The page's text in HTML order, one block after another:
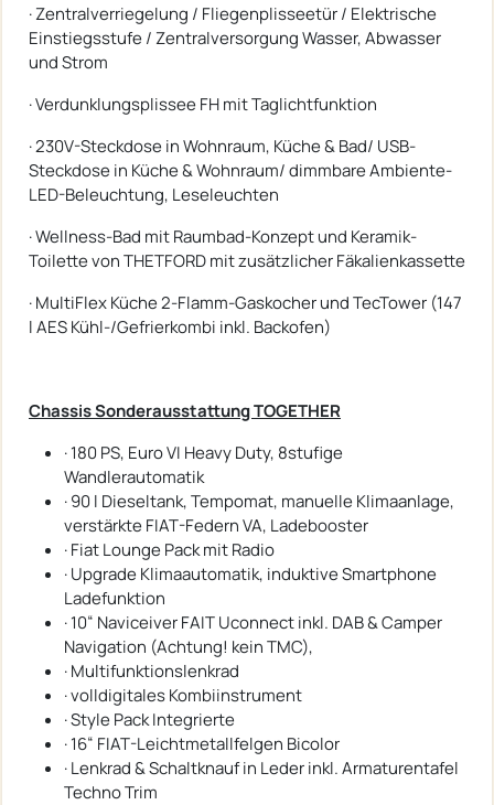
· Zentralverriegelung / Fliegenplisseetür / Elektrische
Einstiegsstufe / Zentralversorgung Wasser, Abwasser
und Strom
· Verdunklungsplissee FH mit Taglichtfunktion
· 230V-Steckdose in Wohnraum, Küche & Bad/ USB-
Steckdose in Küche & Wohnraum/ dimmbare Ambiente-
LED-Beleuchtung, Leseleuchten
· Wellness-Bad mit Raumbad-Konzept und Keramik-
Toilette von THETFORD mit zusätzlicher Fäkalienkassette
· MultiFlex Küche 2-Flamm-Gaskocher und TecTower (147
l AES Kühl-/Gefrierkombi inkl. Backofen)
Chassis Sonderausstattung TOGETHER
· 180 PS, Euro VI Heavy Duty, 8stufige
Wandlerautomatik
· 90 l Dieseltank, Tempomat, manuelle Klimaanlage,
verstärkte FIAT-Federn VA, Ladebooster
· Fiat Lounge Pack mit Radio
· Upgrade Klimaautomatik, induktive Smartphone
Ladefunktion
· 10“ Naviceiver FAIT Uconnect inkl. DAB & Camper
Navigation (Achtung! kein TMC),
· Multifunktionslenkrad
· volldigitales Kombiinstrument
· Style Pack Integrierte
· 16“ FIAT-Leichtmetallfelgen Bicolor
· Lenkrad & Schaltknauf in Leder inkl. Armaturentafel
Techno Trim